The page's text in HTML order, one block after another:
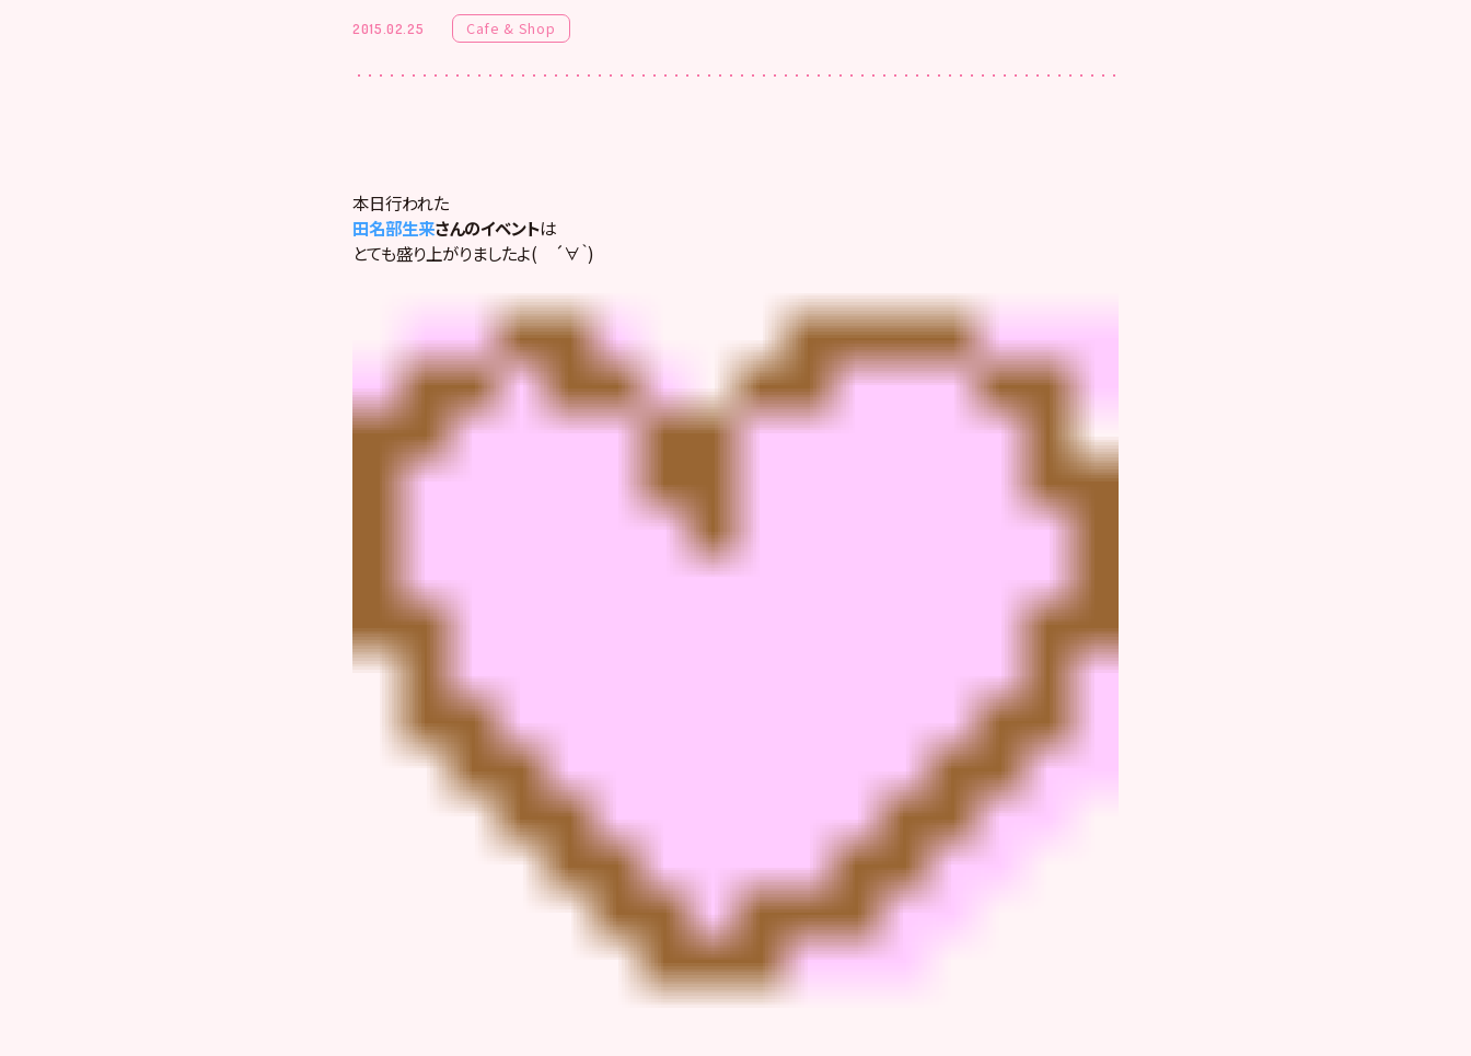
2015.02.25 Cafe & Shop
本日行われた
田名部生来さんのイベントは
とても盛り上がりましたよ( ´∀｀)